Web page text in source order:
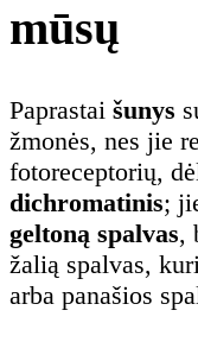
mūsų
Paprastai šunys
žmonės, nes jie
fotoreceptorių,
dichromatinis;
geltoną spalvas,
žalią spalvas,
arba panašios